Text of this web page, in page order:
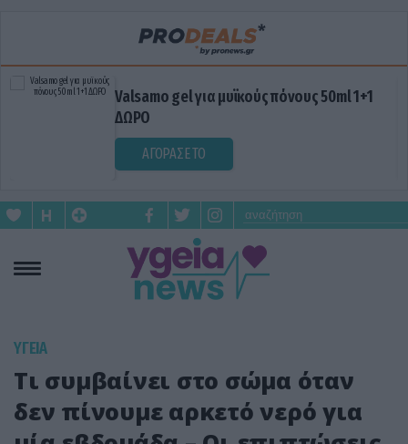
Valsamo gel για μυϊκούς πόνους 50ml 1+1
ΔΩΡΟ
ΑΓΟΡΑΣΕ ΤΟ
ΥΓΕΙΑ
Τι συμβαίνει στο σώμα όταν
δεν πίνουμε αρκετό νερό για